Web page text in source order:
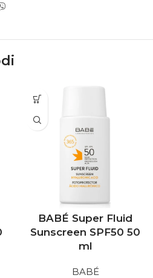
BABÉ Super Fluid
Sunscreen SPF50 50
ml
BABÉ